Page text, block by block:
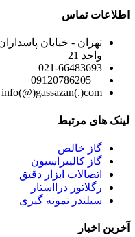
اطلاعات تماس
واحد 21
021-66483693
info(@)gassazan(.)com
لینک های مرتبط
گاز خالص
گاز کالیبراسیون
اتصالات ابزار دقیق
رگلاتور درااستار
سیلندر نمونه گیری
آخرین اخبار